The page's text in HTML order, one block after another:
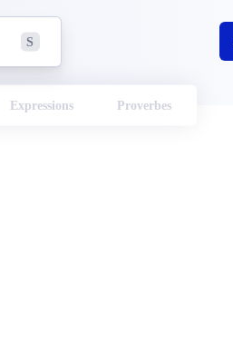
S
Expressions Proverbes